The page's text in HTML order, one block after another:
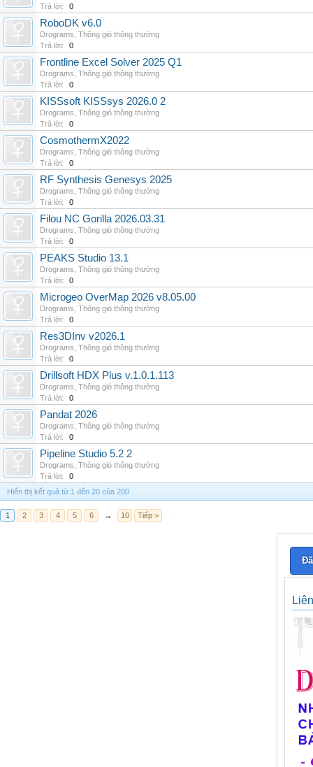
Trả lời:
0
RoboDK v6.0
Drograms Thông gió thông thường
Trả lời:
0
Frontline Excel Solver 2025 Q1
Drograms Thông gió thông thường
Trả lời:
0
KISSsoft KISSsys 2026.0 2
Drograms Thông gió thông thường
Trả lời:
0
CosmothermX2022
Drograms Thông gió thông thường
Trả lời:
0
RF Synthesis Genesys 2025
Drograms Thông gió thông thường
Trả lời:
0
Filou NC Gorilla 2026.03.31
Drograms Thông gió thông thường
Trả lời:
0
PEAKS Studio 13.1
Drograms Thông gió thông thường
Trả lời:
0
Microgeo OverMap 2026 v8.05.00
Drograms Thông gió thông thường
Trả lời:
0
Res3DInv v2026.1
Drograms Thông gió thông thường
Trả lời:
0
Drillsoft HDX Plus v.1.0.1.113
Drograms Thông gió thông thường
Trả lời:
0
Pandat 2026
Drograms Thông gió thông thường
Trả lời:
0
Pipeline Studio 5.2 2
Drograms Thông gió thông thường
Trả lời:
0
Hiển thị kết quả từ 1 đến 20 của 200
1 2 3 4 5 6 → 10 Tiếp >